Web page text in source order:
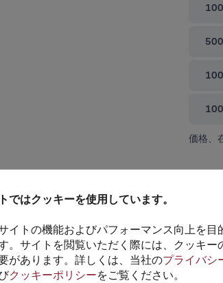
価格、
ではクッキーを使用しています。
イトの機能およびパフォーマンス向上を目
。サイトを閲覧いただく際には、クッキー
があります。詳しくは、当社のプライバシ
クッキーポリシーをご覧ください。